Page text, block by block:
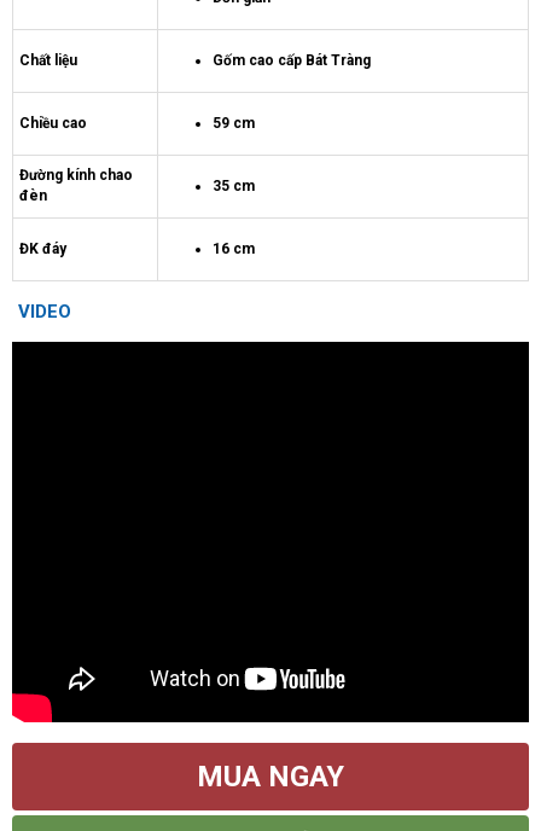
Chất liệu Gốm cao cấp Bát Tràng
Chiều cao 59 cm
Đường kính chao
đèn
35 cm
ĐK đáy 16 cm
VIDEO
MUA NGAY